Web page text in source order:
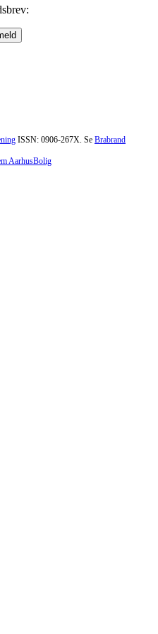
ISSN: 0906-267X. Se Brabrand
AarhusBolig